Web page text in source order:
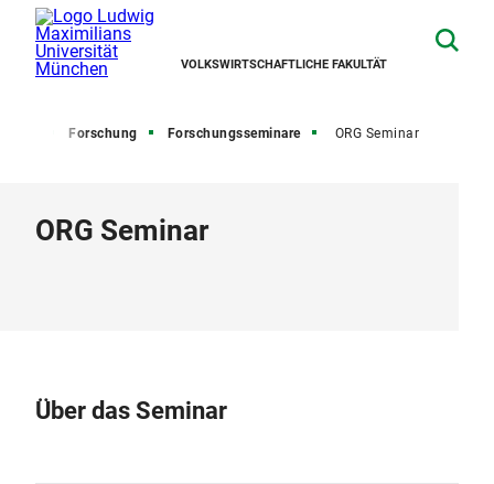
VOLKSWIRTSCHAFTLICHE FAKULTÄT
Forschung Forschungsseminare ORG Seminar
ORG Seminar
Über das Seminar